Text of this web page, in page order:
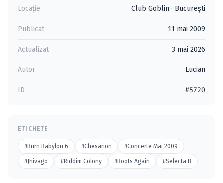
Locație Club Goblin · Bucureşti
Publicat 11 mai 2009
Actualizat 3 mai 2026
Autor Lucian
ID #5720
ETICHETE
#Burn Babylon 6 #Chesarion #Concerte Mai 2009
#Jhivago #Riddim Colony #Roots Again #Selecta B